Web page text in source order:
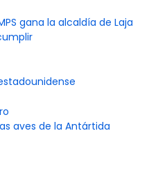
gana la alcaldía de Laja
aves de la Antártida